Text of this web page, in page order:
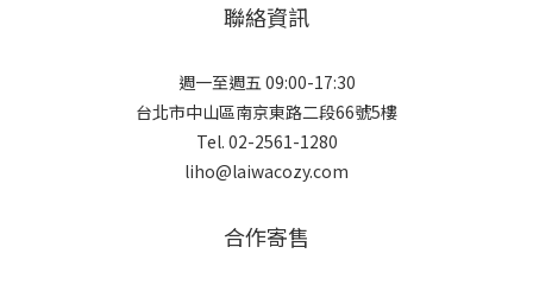
聯絡資訊
週一至週五 09:00-17:30
台北市中山區南京東路二段66號5樓
Tel. 02-2561-1280
liho@laiwacozy.com
合作寄售